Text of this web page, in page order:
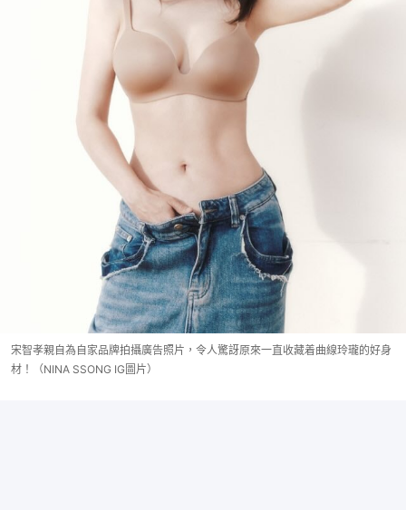
宋智孝親自為自家品牌拍攝廣告照片，令人驚訝原來一直收藏着曲線玲瓏的好身
材！（NINA SSONG IG圖片）